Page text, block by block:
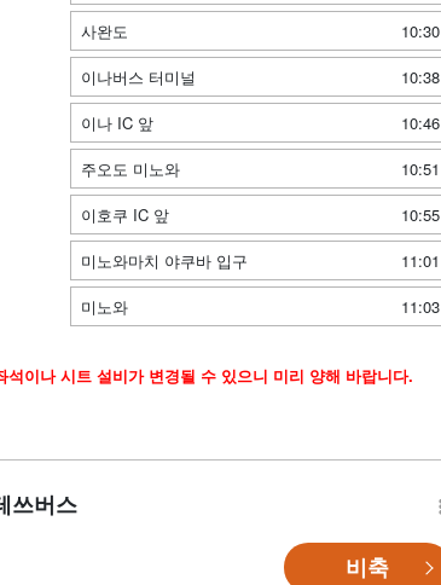
사완도
10:30
이나버스 터미널
10:38
이나 IC 앞
10:46
주오도 미노와
10:51
이호쿠 IC 앞
10:55
미노와마치 야쿠바 입구
11:01
미노와
11:03
이나 시트 설비가 변경될 수 있으니 미리 양해 바랍니다.
쓰버스
비축